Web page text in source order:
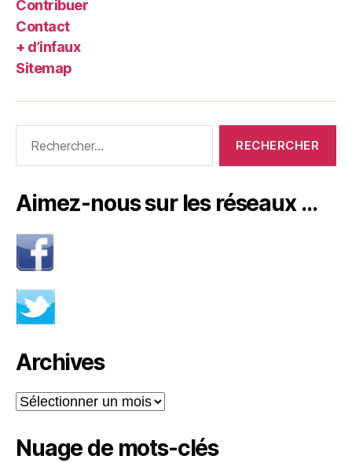
Contribuer
Contact
+ d’infaux
Sitemap
Aimez-nous sur les réseaux …
Archives
Archives
Nuage de mots-clés